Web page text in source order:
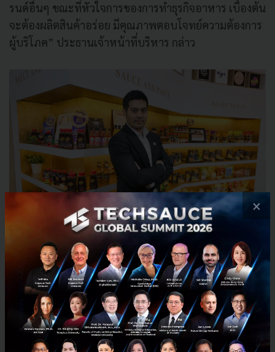
รนด์อื่นๆ ขณะที่หัวใจการของการทำธุรกิจอาหาร เบื้องต้น
จะต้องผลิตสินค้าอร่อย มีคุณภาพตอบโจทย์ความต้องการ
ผู้บริโภค” ประธานเจ้าหน้าที่บริหาร กล่าว
'ฟู้ด แฟ็คเตอร์ส' ก่อตั้งมาประมาณ 1 ปีเศษ การปรับ
โครงสร้างครั้งนี้ แล้วเสร็จ 95% โดยที่ผ่านมา บริษัทมีการ
ขออนุมัติกรอบวงเงินเพื่อลงทุน 2,500 ล้านบาท เพื่อขยาย
ธุรกิจภายใน 3 ปี ซึ่งขณะนี้เหลือระยะเวลาอีกประมาณ 1
ปีครึ่ง และการรุกหนักธุรกิจอาหาร บริษัทจึงมองกรอบการ
×